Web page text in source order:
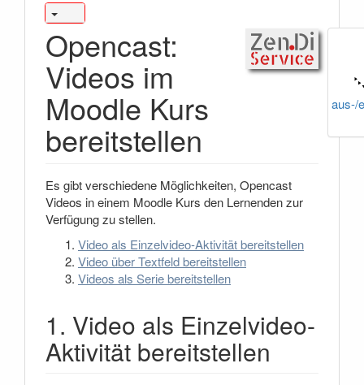
aus-/
Opencast:
Videos im
Moodle Kurs
bereitstellen
Es gibt verschiedene Möglichkeiten, Opencast
Videos in einem Moodle Kurs den Lernenden zur
Verfügung zu stellen.
Video als Einzelvideo-Aktivität bereitstellen
Video über Textfeld bereitstellen
Videos als Serie bereitstellen
1. Video als Einzelvideo-
Aktivität bereitstellen